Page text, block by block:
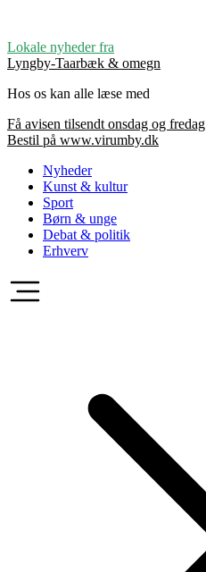
Lokale nyheder fra
Lyngby-Taarbæk & omegn
Hos os kan alle læse med
Få avisen tilsendt onsdag og fredag
Bestil på www.virumby.dk
Nyheder
Kunst & kultur
Sport
Børn & unge
Debat & politik
Erhverv